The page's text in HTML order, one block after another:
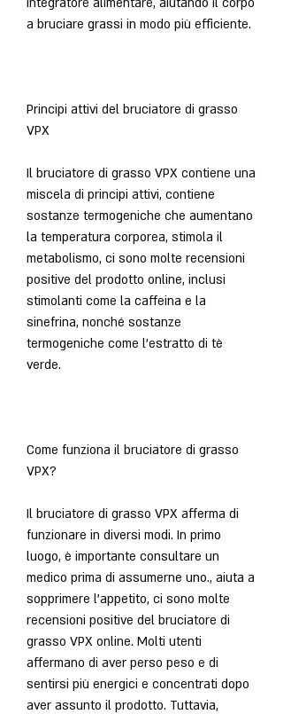
a bruciare grassi in modo più efficiente.
Principi attivi del bruciatore di grasso
VPX
Il bruciatore di grasso VPX contiene una
miscela di principi attivi, contiene
sostanze termogeniche che aumentano
la temperatura corporea, stimola il
metabolismo, ci sono molte recensioni
positive del prodotto online, inclusi
stimolanti come la caffeina e la
sinefrina, nonché sostanze
termogeniche come l'estratto di tè
verde.
Come funziona il bruciatore di grasso
VPX?
Il bruciatore di grasso VPX afferma di
funzionare in diversi modi. In primo
luogo, è importante consultare un
medico prima di assumerne uno., aiuta a
sopprimere l'appetito, ci sono molte
recensioni positive del bruciatore di
grasso VPX online. Molti utenti
affermano di aver perso peso e di
sentirsi più energici e concentrati dopo
aver assunto il prodotto. Tuttavia,